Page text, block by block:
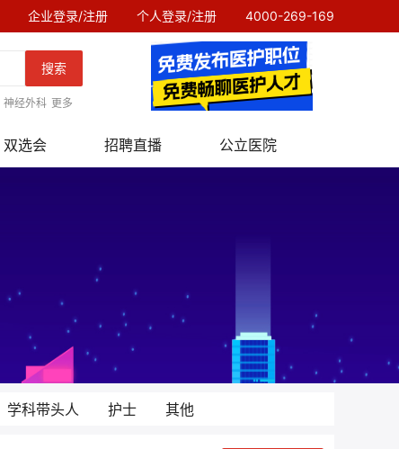
企业登录/注册 个人登录/注册 4000-269-169
搜索
神经外科 更多
双选会 招聘直播 公立医院
学科带头人 护士 其他